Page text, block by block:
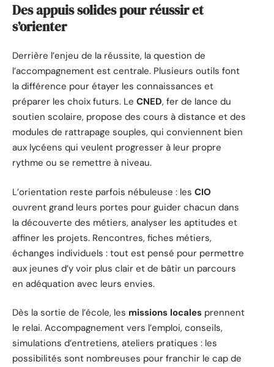
Des appuis solides pour réussir et
s’orienter
Derrière l’enjeu de la réussite, la question de
l’accompagnement est centrale. Plusieurs outils font
la différence pour étayer les connaissances et
préparer les choix futurs. Le CNED, fer de lance du
soutien scolaire, propose des cours à distance et des
modules de rattrapage souples, qui conviennent bien
aux lycéens qui veulent progresser à leur propre
rythme ou se remettre à niveau.
L’orientation reste parfois nébuleuse : les CIO
ouvrent grand leurs portes pour guider chacun dans
la découverte des métiers, analyser les aptitudes et
affiner les projets. Rencontres, fiches métiers,
échanges individuels : tout est pensé pour permettre
aux jeunes d’y voir plus clair et de bâtir un parcours
en adéquation avec leurs envies.
Dès la sortie de l’école, les missions locales prennent
le relai. Accompagnement vers l’emploi, conseils,
simulations d’entretiens, ateliers pratiques : les
possibilités sont nombreuses pour franchir le cap de